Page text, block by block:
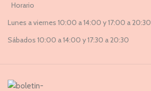
Horario
Lunes a viernes 10:00 a 14:00 y 17:00 a 20:30
Sábados 10:00 a 14:00 y 17:30 a 20:30